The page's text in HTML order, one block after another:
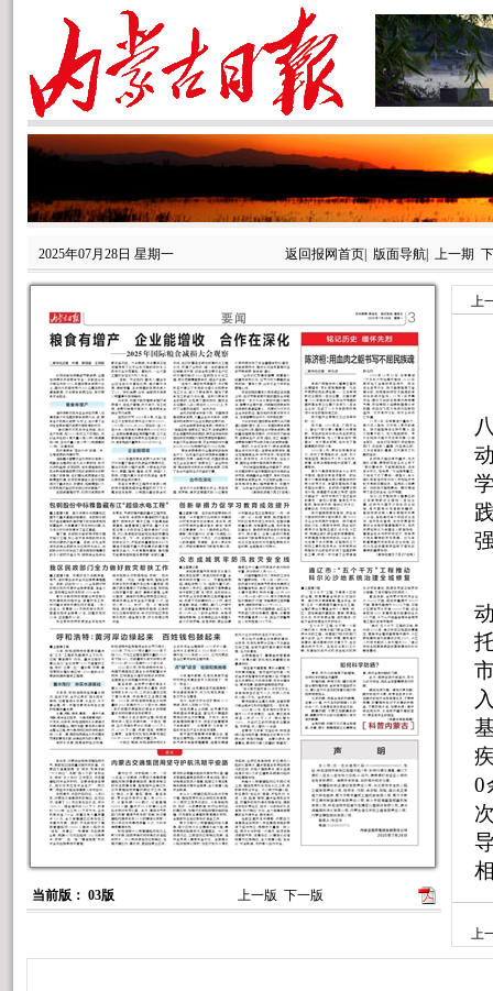
2025年07月28日 星期一 返回报网首页| 版面导航| 上一期
当前版： 03版 上一版 下一版
上
0
上